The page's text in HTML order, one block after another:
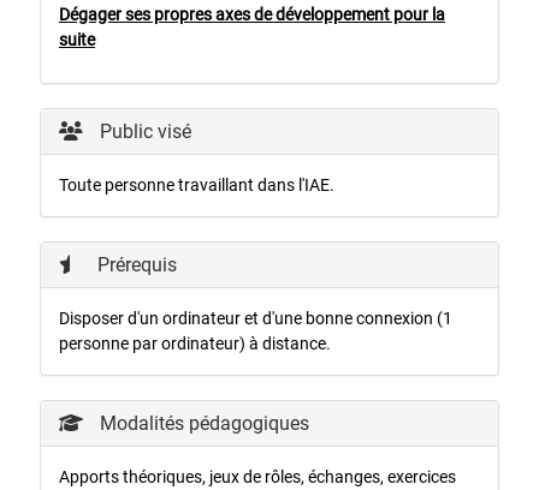
Dégager ses propres axes de développement pour la
suite
Public visé
Toute personne travaillant dans l'IAE.
Prérequis
Disposer d'un ordinateur et d'une bonne connexion (1
personne par ordinateur) à distance.
Modalités pédagogiques
Apports théoriques, jeux de rôles, échanges, exercices